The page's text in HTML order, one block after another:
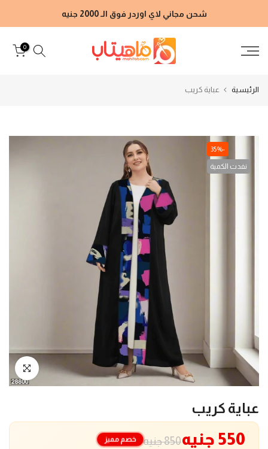
إلى
شحن مجاني لاي اوردر فوق الـ 2000 جنيه
0
الرئيسية عباية كريب
-35%
نفدت الكمية
انقر للتكبير
عباية كريب
850 جنيه 550 جنيه خصم مميز